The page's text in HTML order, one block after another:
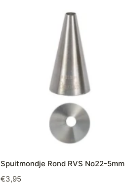
Spuitmondje Rond RVS No22-5mm
€3,95